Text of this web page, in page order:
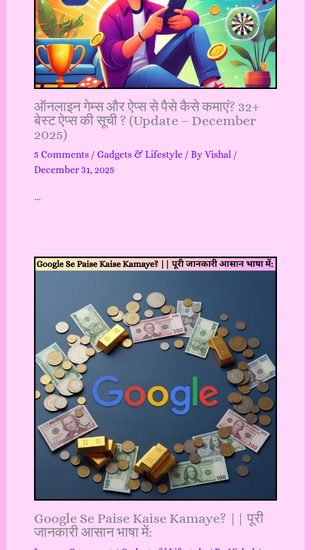
ऑनलाइन गेम्स और ऐप्स से पैसे कैसे कमाएं? 32+
बेस्ट ऐप्स की सूची ? (Update – December
2025)
5 Comments / Gadgets & Lifestyle/ ByVishal /
December 31, 2025
…
Google Se Paise Kaise Kamaye? || पूरी
जानकारी आसान भाषा में: